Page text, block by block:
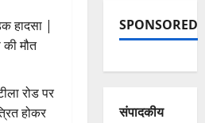
रोड पर
होकर
SPONSORED
संपादकीय